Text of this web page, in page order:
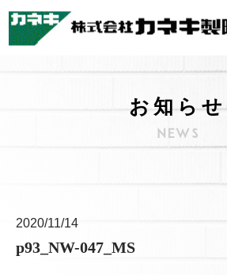
お知らせ
2020/11/14
p93_NW-047_MS